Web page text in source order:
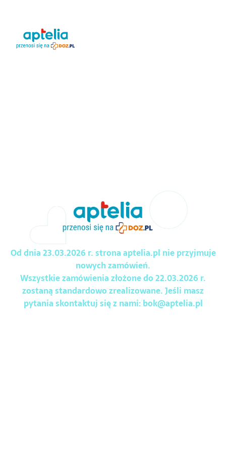
Od dnia 23.03.2026 r. strona aptelia.pl nie przyjmuje
nowych zamówień.
Wszystkie zamówienia złożone do 22.03.2026 r.
zostaną standardowo zrealizowane. Jeśli masz
pytania skontaktuj się z nami:bok@aptelia.pl